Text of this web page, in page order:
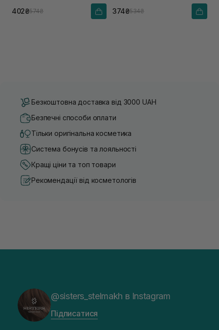
402₴574₴ 374₴534₴
Безкоштовна доставка від 3000 UAH
Безпечні способи оплати
Тільки оригінальна косметика
Система бонусів та лояльності
Кращі ціни та топ товари
Рекомендації від косметологів
@sisters_stelmakh в Instagram
Підписатися